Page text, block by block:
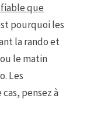
fiable que
pourquoi les
la rando et
le matin
Les
pensez à